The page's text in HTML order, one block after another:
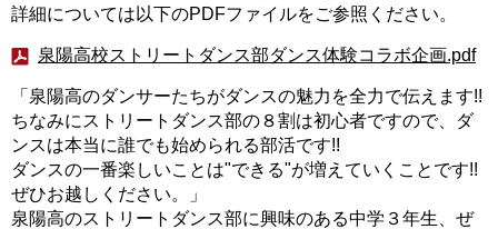
詳細については以下のPDFファイルをご参照ください。
泉陽高校ストリートダンス部ダンス体験コラボ企画.pdf
「泉陽高のダンサーたちがダンスの魅力を全力で伝えます!!
ちなみにストリートダンス部の８割は初心者ですので、ダ
ンスは本当に誰でも始められる部活です!!
ダンスの一番楽しいことは"できる"が増えていくことです!!
ぜひお越しください。」
泉陽高のストリートダンス部に興味のある中学３年生、ぜ